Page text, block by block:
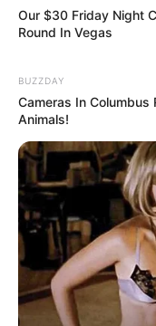
ช่วงวันที่ 21 – 31เจ
เกิดความขัดแย้งบา
ย้ายตำแหน่งหน้าที่
เกรงจะไม่ก้าวหน้า
โอกาสใหม่ มีการเริ่
สมหวังแน่นอน การ
สุดท้ายก็มีคนมาช่วย
ลาภมาให้ ความรักเ
รักหวานชื่นมีรสชาติ
เดินทางไปมาจะได้พ
Our $30 Friday Night
Round In Vegas
BUZZDAY
Cameras In Columbus
Animals!